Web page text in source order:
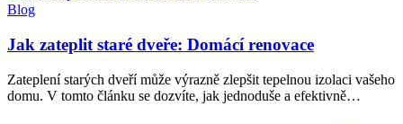
Blog
Jak zateplit staré dveře: Domácí renovace
Zateplení starých dveří může výrazně zlepšit tepelnou izolaci vašeho
domu. V tomto článku se dozvíte, jak jednoduše a efektivně…